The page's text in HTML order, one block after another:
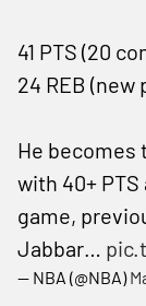
41 PTS (20
24 REB
He becomes
with 40+
game,
Jabbar…
— NBA (@NBA)